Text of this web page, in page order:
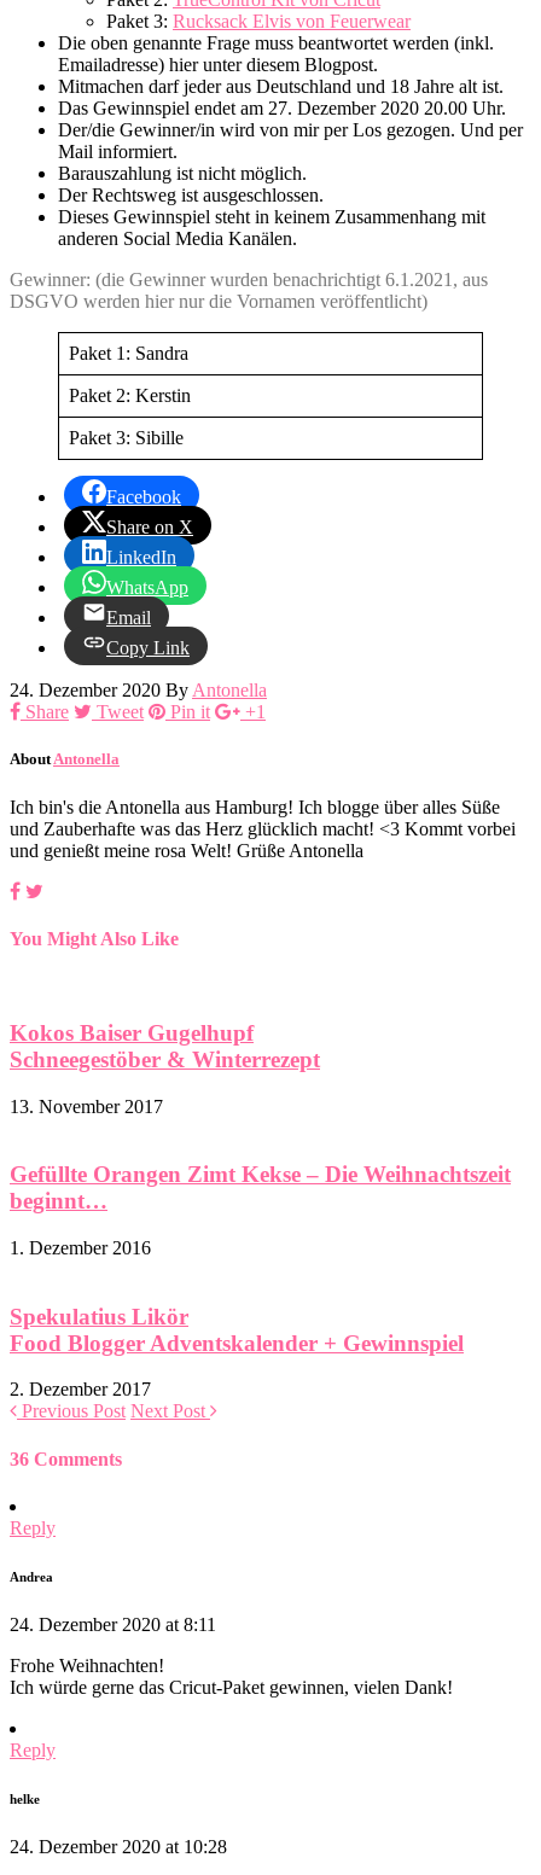
Paket 3: Rucksack Elvis von Feuerwear
Die oben genannte Frage muss beantwortet werden (inkl.
Emailadresse) hier unter diesem Blogpost.
Mitmachen darf jeder aus Deutschland und 18 Jahre alt ist.
Das Gewinnspiel endet am 27. Dezember 2020 20.00 Uhr.
Der/die Gewinner/in wird von mir per Los gezogen. Und per
Mail informiert.
Barauszahlung ist nicht möglich.
Der Rechtsweg ist ausgeschlossen.
Dieses Gewinnspiel steht in keinem Zusammenhang mit
anderen Social Media Kanälen.
Gewinner: (die Gewinner wurden benachrichtigt 6.1.2021, aus
DSGVO werden hier nur die Vornamen veröffentlicht)
Paket 1: Sandra
Paket 2: Kerstin
Paket 3: Sibille
Facebook
Share on X
LinkedIn
WhatsApp
Email
Copy Link
24. Dezember 2020 By Antonella
Share
Tweet Pin it +1
AboutAntonella
Ich bin's die Antonella aus Hamburg! Ich blogge über alles Süße
und Zauberhafte was das Herz glücklich macht! <3 Kommt vorbei
und genießt meine rosa Welt! Grüße Antonella
You Might Also Like
Kokos Baiser Gugelhupf
Schneegestöber & Winterrezept
13. November 2017
Gefüllte Orangen Zimt Kekse – Die Weihnachtszeit
beginnt…
1. Dezember 2016
Spekulatius Likör
Food Blogger Adventskalender + Gewinnspiel
2. Dezember 2017
Previous Post Next Post
36 Comments
Reply
Andrea
24. Dezember 2020 at 8:11
Frohe Weihnachten!
Ich würde gerne das Cricut-Paket gewinnen, vielen Dank!
Reply
helke
24. Dezember 2020 at 10:28